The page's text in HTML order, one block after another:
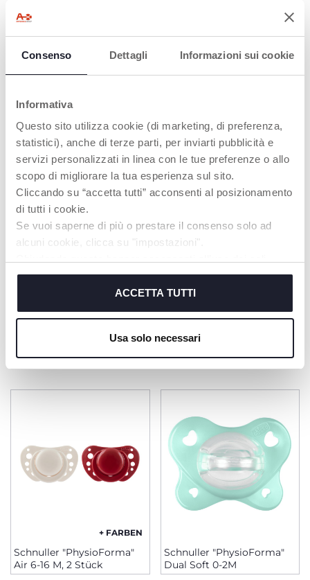
Consenso Dettagli Informazioni sui cookie
Informativa
Questo sito utilizza cookie (di marketing, di preferenza,
statistici), anche di terze parti, per inviarti pubblicità e
servizi personalizzati in linea con le tue preferenze o allo
scopo di migliorare la tua esperienza sul sito.
Cliccando su “accetta tutti” acconsenti al posizionamento
di tutti i cookie.
Se vuoi saperne di più o prestare il consenso solo ad
alcuni cookie, clicca su "impostazioni".
cookie tecnici, indispensabili per fruire del servizio
ACCETTA TUTTI
Usa solo necessari
HER
Luftdurchfluss und
verringern das
Ansammeln von
Speichel.
PhysioForma Schnuller
fördern alle
lebenswichtigen
Mundfunktionen für ein
gesundes Wachstum:
SAUGEN, ATMEN,
MEHR ERFAHREN
PRODUKTE, DIE SIE INTERESSIEREN
KÖNNTEN
+ FARBEN
Schnuller "PhysioForma"
Air 6-16 M, 2 Stück
Schnuller "PhysioForma"
Dual Soft 0-2M